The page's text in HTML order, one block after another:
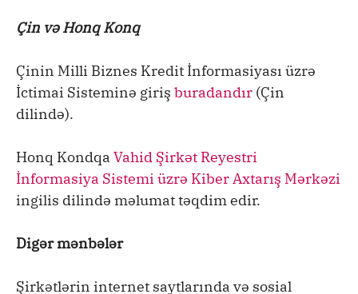
Çin və Honq Konq
Çinin Milli Biznes Kredit İnformasiyası üzrə
İctimai Sisteminə giriş buradandır (Çin
dilində).
Honq Kondqa Vahid Şirkət Reyestri
İnformasiya Sistemi üzrə Kiber Axtarış Mərkəzi
ingilis dilində məlumat təqdim edir.
Digər mənbələr
Şirkətlərin internet saytlarında və sosial